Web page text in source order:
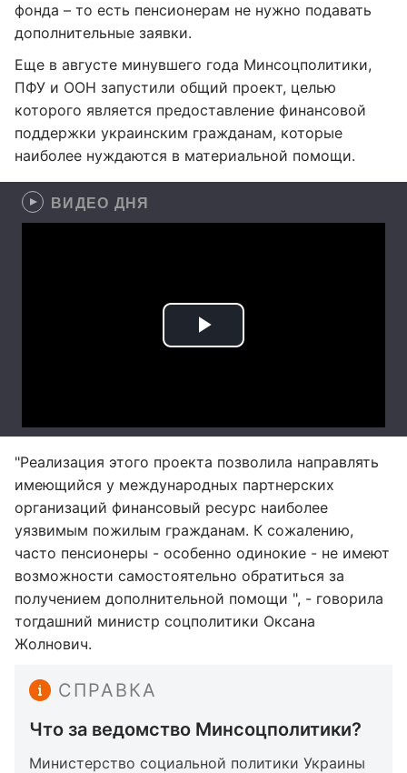
фонда – то есть пенсионерам не нужно подавать
дополнительные заявки.
Еще в августе минувшего года Минсоцполитики,
ПФУ и ООН запустили общий проект, целью
которого является предоставление финансовой
поддержки украинским гражданам, которые
наиболее нуждаются в материальной помощи.
ВИДЕО ДНЯ
"Реализация этого проекта позволила направлять
имеющийся у международных партнерских
организаций финансовый ресурс наиболее
уязвимым пожилым гражданам. К сожалению,
часто пенсионеры - особенно одинокие - не имеют
возможности самостоятельно обратиться за
получением дополнительной помощи ", - говорила
тогдашний министр соцполитики Оксана
Жолнович.
СПРАВКА
Что за ведомство Минсоцполитики?
Министерство социальной политики Украины